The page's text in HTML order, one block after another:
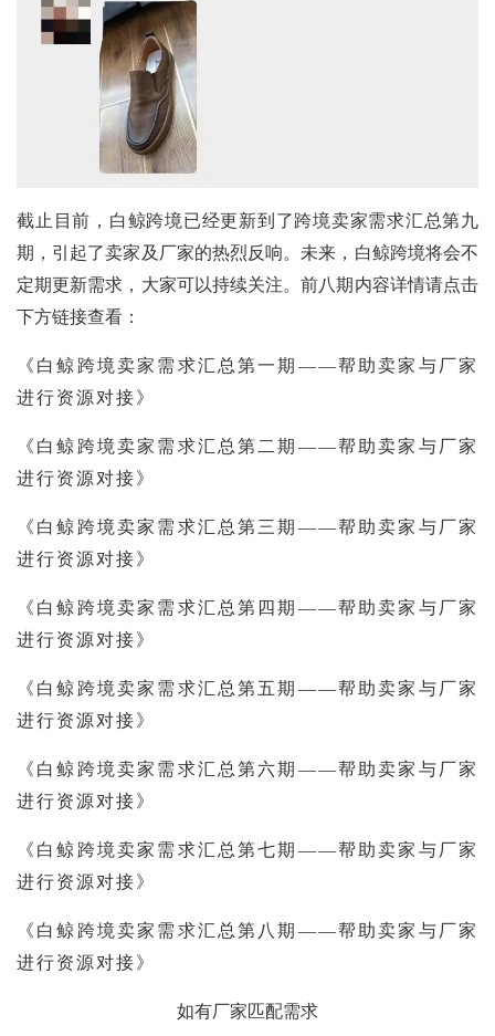
截止目前，白鲸跨境已经更新到了跨境卖家需求汇总第九
期，引起了卖家及厂家的热烈反响。未来，白鲸跨境将会不
定期更新需求，大家可以持续关注。前八期内容详情请点击
下方链接查看：
《白鲸跨境卖家需求汇总第一期——帮助卖家与厂家
进行资源对接》
《白鲸跨境卖家需求汇总第二期——帮助卖家与厂家
进行资源对接》
《白鲸跨境卖家需求汇总第三期——帮助卖家与厂家
进行资源对接》
《白鲸跨境卖家需求汇总第四期——帮助卖家与厂家
进行资源对接》
《白鲸跨境卖家需求汇总第五期——帮助卖家与厂家
进行资源对接》
《白鲸跨境卖家需求汇总第六期——帮助卖家与厂家
进行资源对接》
《白鲸跨境卖家需求汇总第七期——帮助卖家与厂家
进行资源对接》
《白鲸跨境卖家需求汇总第八期——帮助卖家与厂家
进行资源对接》
如有厂家匹配需求